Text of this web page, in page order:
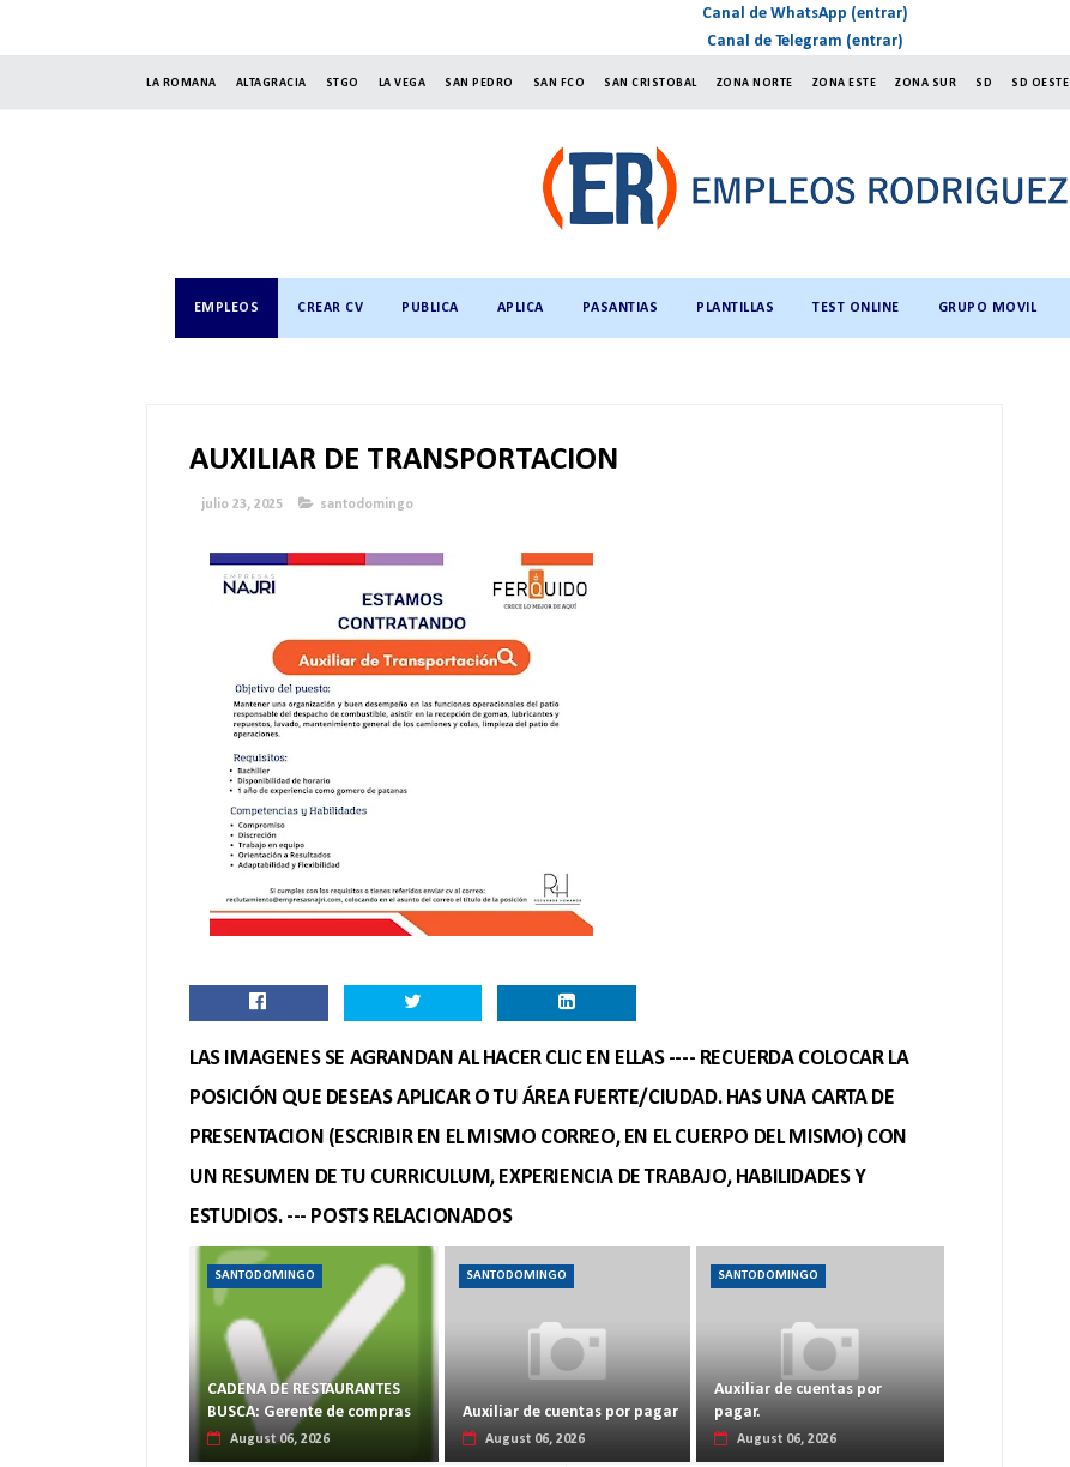
Canal de WhatsApp (entrar)
Canal de Telegram (entrar)
LA ROMANA ALTAGRACIA STGO LA VEGA SAN PEDRO SAN FCO SAN CRISTOBAL ZONA NORTE ZONA ESTE ZONA SUR SD SD OESTE
EMPLEOS CREAR CV PUBLICA APLICA PASANTIAS PLANTILLAS TEST ONLINE GRUPO MOVIL
AUXILIAR DE TRANSPORTACION
julio 23, 2025 santodomingo
LAS IMAGENES SE AGRANDAN AL HACER CLIC EN ELLAS ---- RECUERDA COLOCAR LA
POSICIÓN QUE DESEAS APLICAR O TU ÁREA FUERTE/CIUDAD. HAS UNA CARTA DE
PRESENTACION (ESCRIBIR EN EL MISMO CORREO, EN EL CUERPO DEL MISMO) CON
UN RESUMEN DE TU CURRICULUM, EXPERIENCIA DE TRABAJO, HABILIDADES Y
ESTUDIOS. --- POSTS RELACIONADOS
SANTODOMINGO
CADENA DE RESTAURANTES
BUSCA: Gerente de compras
August 06, 2026
SANTODOMINGO
Auxiliar de cuentas por pagar
August 06, 2026
SANTODOMINGO
Auxiliar de cuentas por
pagar.
August 06, 2026